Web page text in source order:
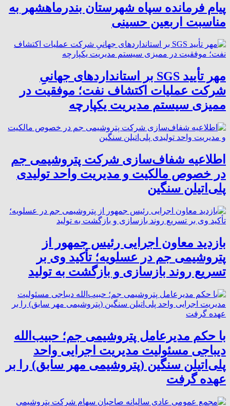
پیام فرمانده سپاه شهرستان بندرماهشهر به
مناسبت اربعین حسینی
مهر تأیید SGS بر استانداردهای جهانیِ
شرکت عملیات اکتشاف نفت؛ موفقیت در
ممیزی سیستم مدیریت یکپارچه
اطلاعیه شفاف‌سازی شرکت پتروشیمی جم
در خصوص مالکیت و مدیریت واحد تولیدی
پلی‌اتیلن سنگین
بازدید معاون اجرایی رئیس جمهور از
پتروشیمی جم در عسلویه؛ تأکید وی بر
تسریع روند بازسازی و بازگشت به تولید
با حکم مدیرعامل پتروشیمی جم؛ حبیب‌الله
دیباجی مسئولیت مدیریت اجرایی واحد
پلی‌اتیلن سنگین (پتروشیمی مهر سابق) را بر
عهده گرفت